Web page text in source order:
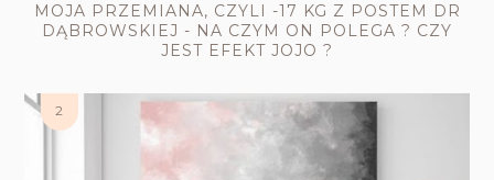
MOJA PRZEMIANA, CZYLI -17 KG Z POSTEM DR
DĄBROWSKIEJ - NA CZYM ON POLEGA ? CZY
JEST EFEKT JOJO ?